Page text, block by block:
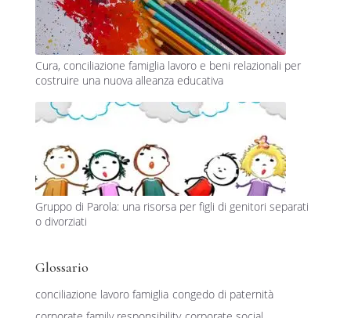
Cura, conciliazione famiglia lavoro e beni relazionali per
costruire una nuova alleanza educativa
Gruppo di Parola: una risorsa per figli di genitori separati
o divorziati
Glossario
conciliazione lavoro famiglia congedo di paternità